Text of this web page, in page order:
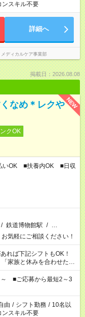
ンスキル不要
詳細へ
ディカルケア事業部
掲載日：2026.08.08
NEW
なめ＊レクや
クOK
いOK ■扶養内OK ■日収
/ 鉄道博物館駅 / …
気軽にご相談ください！
い」 「できれば残業はし
ワーク希望
時間と、もう1つのお仕事
場合は応募できません。
～ ■ご応募から最短2～3
由 / シフト勤務 / 10名以
ンスキル不要